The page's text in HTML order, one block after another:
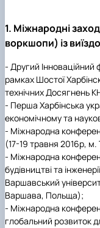
1. Міжнародні
воркшопи) із
- Другий
рамках Шостої
технічних Досягнень
- Перша Харбінська
економічному та
- Міжнародна
(17-19 травня 2016р, м.
- Міжнародна
будівництві та
Варшавський
Варшава, Польща);
- Міжнародна
глобальний розвиток